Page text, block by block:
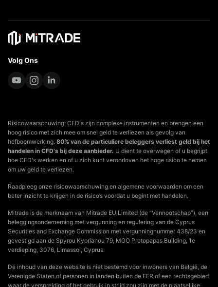
Volg Ons
Risicowaarschuwing: CFD's zijn complexe instrumenten en brengen een
hoog risico met zich mee om snel geld te verliezen als gevolg van
hefboomwerking. 80% van de particuliere beleggers verliest geld bij het
handelen in CFD's bij deze aanbieder. U dient te overwegen of u begrijpt
hoe CFD's werken en of u zich kunt veroorloven het hoge risico te nemen
om uw geld te verliezen.
Raadpleeg onze risicowaarschuwing en algemene voorwaarden om een
beter inzicht te krijgen in de risico’s voordat u begint met handelen.
Mitrade is de merknaam van Mitrade EU Limited (de “Vennootschap”), een
beleggingsonderneming met vergunning en regulering van de Cyprus
Securities and Exchange Commission met vergunningnummer 438/23 en
gevestigd aan de Spyrou Kyprianou 79, MGO Protopapas Building, 1e
verdieping, 3076, Limassol, Cyprus.
De inhoud van deze website is niet bestemd voor inwoners van België, de
Verenigde Staten of personen in landen buiten de EER of een rechtsgebied
waar de verspreiding of het gebruik in strijd zou zijn met de plaatselijke